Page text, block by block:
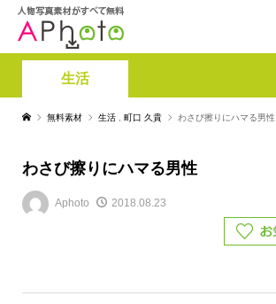
生活
無料素材 生活 町口 久貴 わさび擦りにハマる男性
わさび擦りにハマる男性
Aphoto 2018.08.23